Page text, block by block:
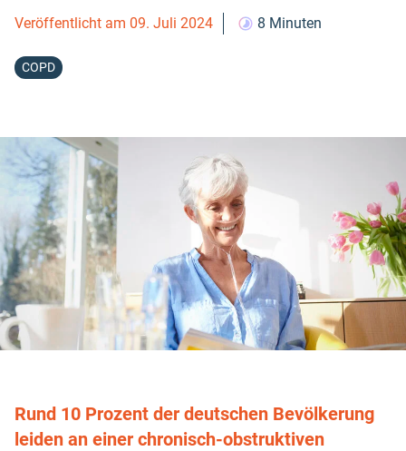
Veröffentlicht am 09. Juli 2024 8 Minuten
COPD
Rund 10 Prozent der deutschen Bevölkerung
leiden an einer chronisch-obstruktiven